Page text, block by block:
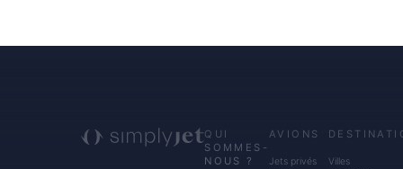
QUI
SOMMES-
NOUS ?
AVIONS
Jets privés
Villes